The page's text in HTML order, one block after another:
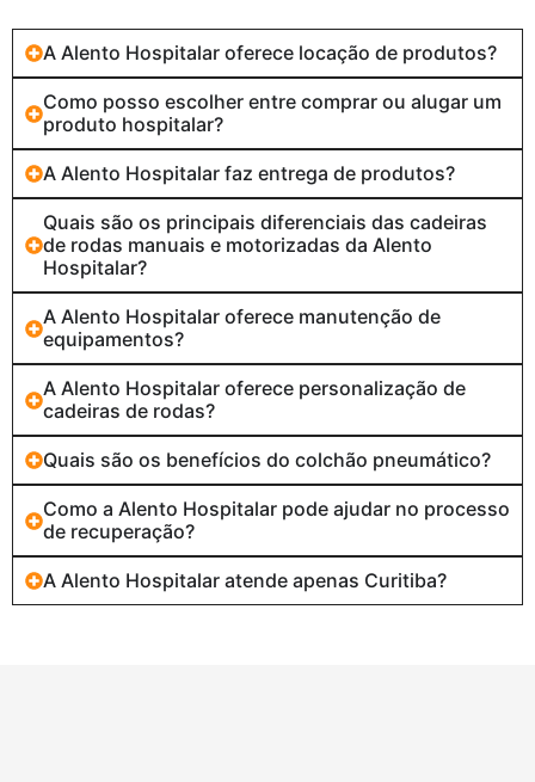
A Alento Hospitalar oferece locação de produtos?
Como posso escolher entre comprar ou alugar um
produto hospitalar?
A Alento Hospitalar faz entrega de produtos?
Quais são os principais diferenciais das cadeiras
de rodas manuais e motorizadas da Alento
Hospitalar?
A Alento Hospitalar oferece manutenção de
equipamentos?
A Alento Hospitalar oferece personalização de
cadeiras de rodas?
Quais são os benefícios do colchão pneumático?
Como a Alento Hospitalar pode ajudar no processo
de recuperação?
A Alento Hospitalar atende apenas Curitiba?